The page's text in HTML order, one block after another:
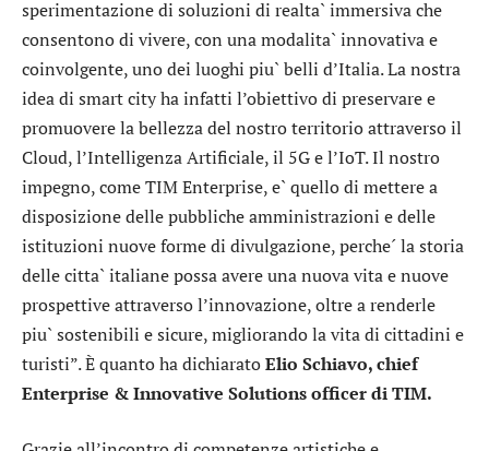
sperimentazione di soluzioni di realta` immersiva che
consentono di vivere, con una modalita` innovativa e
coinvolgente, uno dei luoghi piu` belli d’Italia. La nostra
idea di smart city ha infatti l’obiettivo di preservare e
promuovere la bellezza del nostro territorio attraverso il
Cloud, l’Intelligenza Artificiale, il 5G e l’IoT. Il nostro
impegno, come TIM Enterprise, e` quello di mettere a
disposizione delle pubbliche amministrazioni e delle
istituzioni nuove forme di divulgazione, perche´ la storia
delle citta` italiane possa avere una nuova vita e nuove
prospettive attraverso l’innovazione, oltre a renderle
piu` sostenibili e sicure, migliorando la vita di cittadini e
turisti”. È quanto ha dichiaratoElio Schiavo, chief
Enterprise & Innovative Solutions officer di TIM.